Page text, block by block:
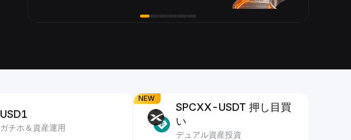
USD1
ガチホ＆資産運用
NEW
SPCXX-USDT 押し目買
い
デュアル資産投資